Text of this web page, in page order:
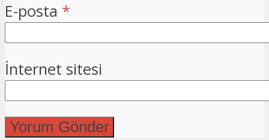
E-posta *
İnternet sitesi